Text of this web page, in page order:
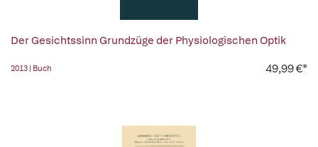
Der Gesichtssinn Grundzüge der Physiologischen Optik
2013 | Buch 49,99 €*